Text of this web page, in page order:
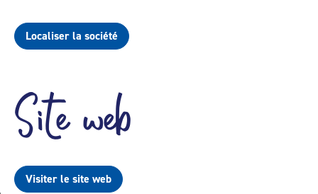
Localiser la société
Site web
Visiter le site web